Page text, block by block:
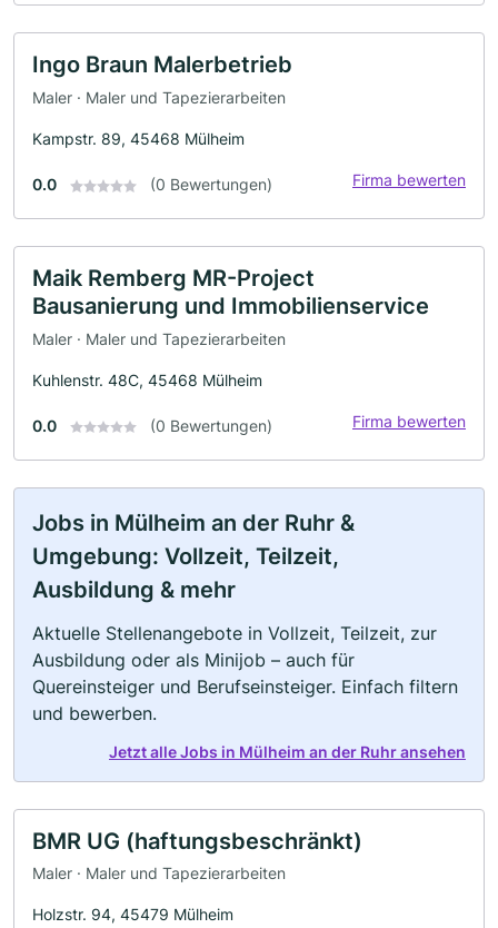
Ingo Braun Malerbetrieb
Maler · Maler und Tapezierarbeiten
Kampstr. 89, 45468 Mülheim
0.0 (0 Bewertungen) Firma bewerten
Maik Remberg MR-Project
Bausanierung und Immobilienservice
Maler · Maler und Tapezierarbeiten
Kuhlenstr. 48C, 45468 Mülheim
0.0 (0 Bewertungen) Firma bewerten
Jobs in Mülheim an der Ruhr &
Umgebung: Vollzeit, Teilzeit,
Ausbildung & mehr
Aktuelle Stellenangebote in Vollzeit, Teilzeit, zur
Ausbildung oder als Minijob – auch für
Quereinsteiger und Berufseinsteiger. Einfach filtern
und bewerben.
Jetzt alle Jobs in Mülheim an der Ruhr ansehen
BMR UG (haftungsbeschränkt)
Maler · Maler und Tapezierarbeiten
Holzstr. 94, 45479 Mülheim